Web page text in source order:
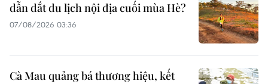
dẫn dắt du lịch nội địa cuối mùa Hè?
07/08/2026 03:36
Cà Mau quảng bá thương hiệu, kết